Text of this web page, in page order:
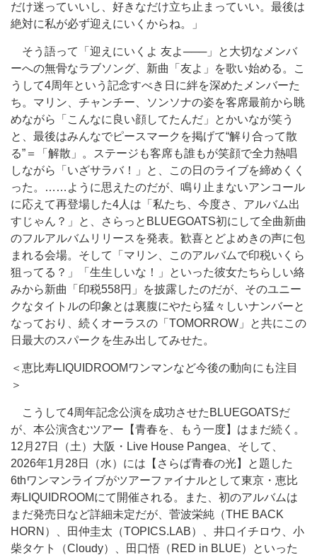
だけ迷っていいし、好きなだけ立ち止まっていい。最後は
絶対に私が必ず迎えにいくからね。」
そう語って「迎えにいくよ 友よ───」と大切なメンバ
ーへの無骨なラブソング、新曲「友よ」を歌い始める。こ
うして4周年という記念すべき日に絆を深めたメンバーた
ち。マリン、チャンチー、ソンソナの姿を客席最前から眺
めながら「こんなに良い顔してたんだ」とかいなが笑う
と、最後はみんなでピースマークを掲げて“解り合って散
る”＝「解散」。ステージも客席も誰もが笑顔で全力熱唱
しながら「いざサラバ！」と、この日のライブを締めくく
った。……ように思えたのだが、鳴り止まないアンコール
に応えて再登場した4人は「私たち、今度さ、アルバム出
すじゃん？」と、さらっとBLUEGOATS初にして全曲新曲
のフルアルバムリリースを発表。歓喜とどよめきの声に包
まれる会場。そして「マリン、このアルバムで印税いくら
狙ってる？」「生生しいな！」といった彼女たちらしい絡
みから新曲「印税558円」を披露したのだが、そのユニー
クなタイトルの印象とは裏腹にやたら猛々しいナンバーと
なっており、続くオーラスの「TOMORROW」と共にこの
日最大のスパークを生み出してみせた。
＜恵比寿LIQUIDROOMワンマンなど今後の動向にも注目
＞
こうして4周年記念公演を成功させたBLUEGOATSだ
が、本公演含むツアー【青春を、もう一度】はまだ続く。
12月27日（土）大阪・Live House Pangea、そして、
2026年1月28日（水）には【さらば青春の光】と題した
6thワンマンライブがツアーファイナルとして東京・恵比
寿LIQUIDROOMにて開催される。また、初のアルバムは
まだ発売日など詳細未定だが、菅波栄純（THE BACK
HORN）、田仲圭太（TOPICS.LAB）、井口イチロウ、小
柴タケト（Cloudy）、田口悟（RED in BLUE）といった